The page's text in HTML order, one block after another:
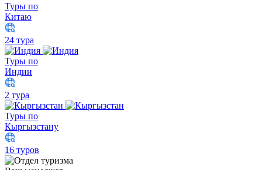
Туры по
Китаю
24 тура
Туры по
Индии
2 тура
Туры по
Кыргызстану
16 туров